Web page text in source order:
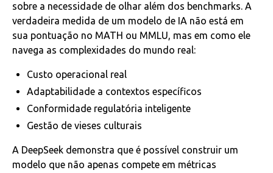
sobre a necessidade de olhar além dos benchmarks. A
verdadeira medida de um modelo de IA não está em
sua pontuação no MATH ou MMLU, mas em como ele
navega as complexidades do mundo real:
Custo operacional real
Adaptabilidade a contextos específicos
Conformidade regulatória inteligente
Gestão de vieses culturais
A DeepSeek demonstra que é possível construir um
modelo que não apenas compete em métricas